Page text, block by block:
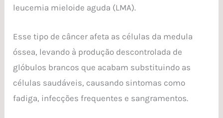
leucemia mieloide aguda (LMA).
Esse tipo de câncer afeta as células da medula
óssea, levando à produção descontrolada de
glóbulos brancos que acabam substituindo as
células saudáveis, causando sintomas como
fadiga, infecções frequentes e sangramentos.